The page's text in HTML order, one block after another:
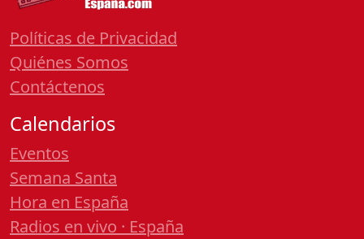
Políticas de Privacidad
Quiénes Somos
Contáctenos
Calendarios
Eventos
Semana Santa
Hora en España
Radios en vivo · España